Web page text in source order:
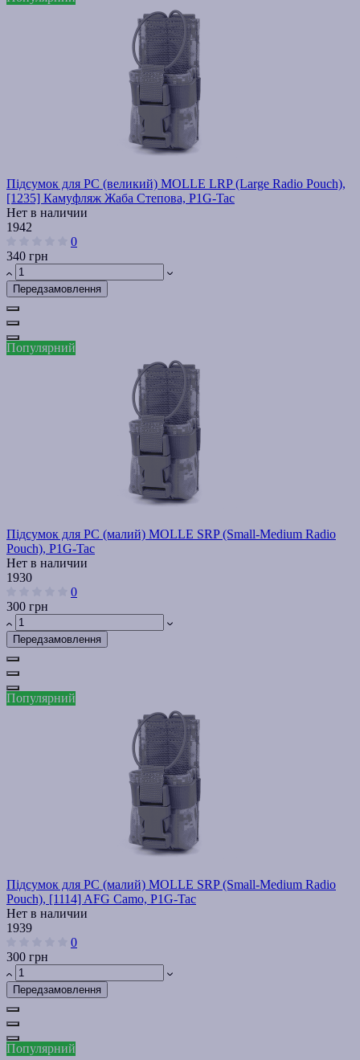
Підсумок для РС (великий) MOLLE LRP (Large Radio Pouch),
[1235] Камуфляж Жаба Степова, P1G-Tac
Нет в наличии
1942
0
340 грн
Передзамовлення
Популярний
Підсумок для РС (малий) MOLLE SRP (Small-Medium Radio
Pouch), P1G-Tac
Нет в наличии
1930
0
300 грн
Передзамовлення
Популярний
Підсумок для РС (малий) MOLLE SRP (Small-Medium Radio
Pouch), [1114] AFG Camo, P1G-Tac
Нет в наличии
1939
0
300 грн
Передзамовлення
Популярний